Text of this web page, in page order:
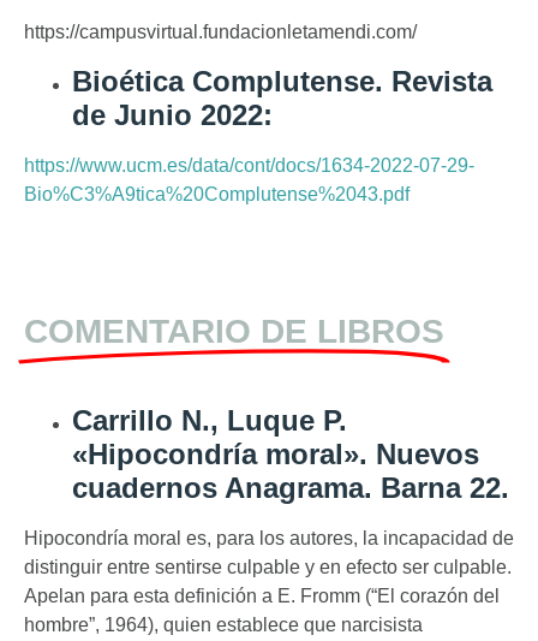
https://campusvirtual.fundacionletamendi.com/
Bioética Complutense. Revista
de Junio 2022:
https://www.ucm.es/data/cont/docs/1634-2022-07-29-
Bio%C3%A9tica%20Complutense%2043.pdf
COMENTARIO DE LIBROS
Carrillo N., Luque P.
«Hipocondría moral». Nuevos
cuadernos Anagrama. Barna 22.
Hipocondría moral es, para los autores, la incapacidad de
distinguir entre sentirse culpable y en efecto ser culpable.
Apelan para esta definición a E. Fromm (“El corazón del
hombre”, 1964), quien establece que narcisista